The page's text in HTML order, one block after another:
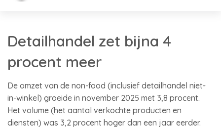
Detailhandel zet bijna 4
procent meer
De omzet van de non-food (inclusief detailhandel niet-
in-winkel) groeide in november 2025 met 3,8 procent.
Het volume (het aantal verkochte producten en
diensten) was 3,2 procent hoger dan een jaar eerder.